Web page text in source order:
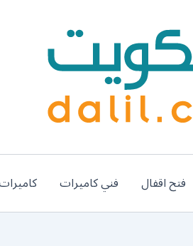
فتح اقفال فني كاميرات